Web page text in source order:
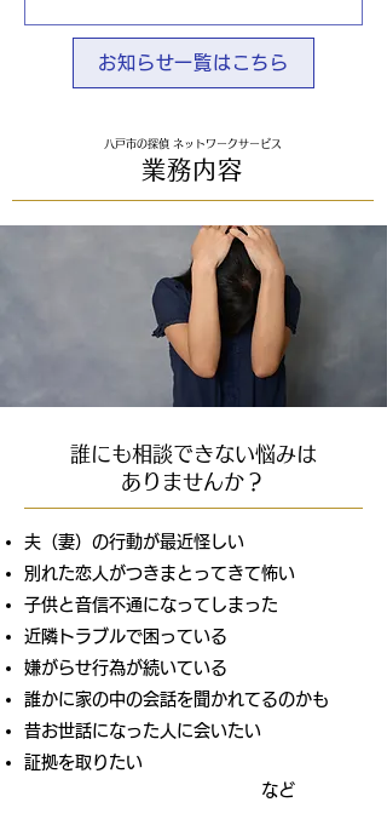
お知らせ一覧はこちら
八戸市の探偵 ネットワークサービス
業務内容
誰にも相談できない悩みは
ありませんか？
夫（妻）の行動が最近怪しい
別れた恋人がつきまとってきて怖い
子供と音信不通になってしまった
近隣トラブルで困っている
嫌がらせ行為が続いている
誰かに家の中の会話を聞かれてるのかも
昔お世話になった人に会いたい
証拠を取りたい
など